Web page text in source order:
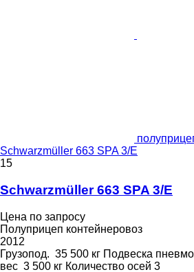
Schwarzmüller 663 SPA 3/E
15
Schwarzmüller 663 SPA 3/E
Цена по запросу
Полуприцеп контейнеровоз
2012
Грузопод. 35 500 кг Подвеска
вес 3 500 кг Количество осей 3